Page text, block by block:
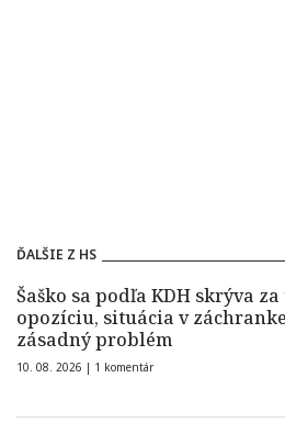
ĎALŠIE Z HS
Šaško sa podľa KDH skrýva
opozíciu, situácia v
zásadný problém
10. 08. 2026 | 1 komentár